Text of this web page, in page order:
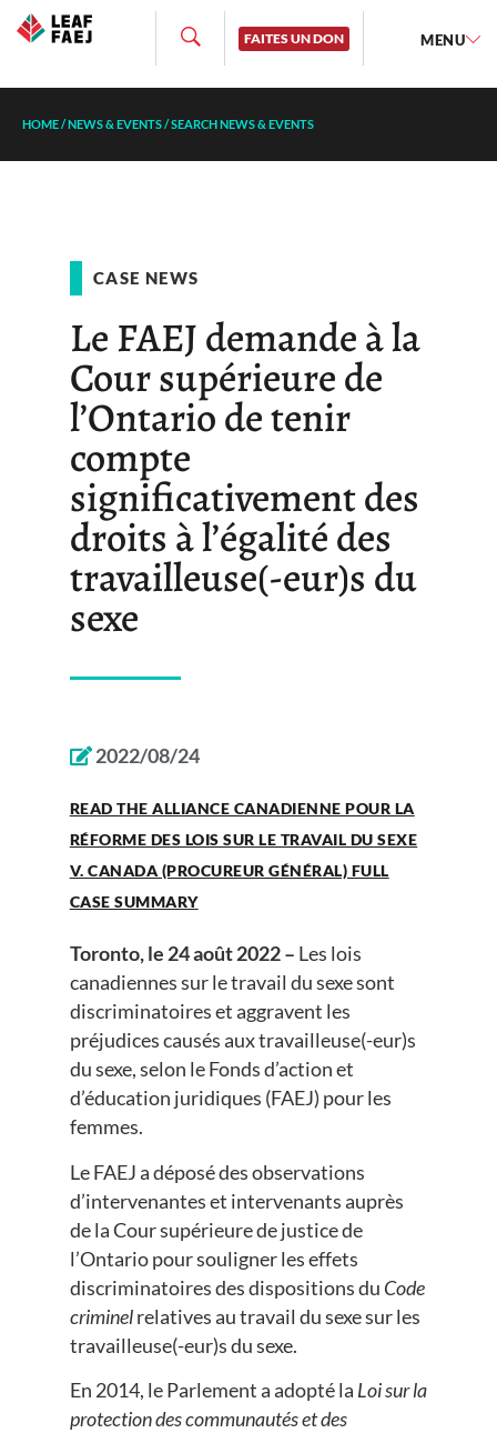
FAITES UN DON MENU
HOME/NEWS & EVENTS/SEARCH NEWS & EVENTS
CASE NEWS
Le FAEJ demande à la
Cour supérieure de
l’Ontario de tenir
compte
significativement des
droits à l’égalité des
travailleuse(-eur)s du
sexe
2022/08/24
READ THE ALLIANCE CANADIENNE POUR LA
RÉFORME DES LOIS SUR LE TRAVAIL DU SEXE
V. CANADA (PROCUREUR GÉNÉRAL) FULL
CASE SUMMARY
Toronto, le 24 août 2022 – Les lois
canadiennes sur le travail du sexe sont
discriminatoires et aggravent les
préjudices causés aux travailleuse(-eur)s
du sexe, selon le Fonds d’action et
d’éducation juridiques (FAEJ) pour les
femmes.
Le FAEJ a déposé des observations
d’intervenantes et intervenants auprès
de la Cour supérieure de justice de
l’Ontario pour souligner les effets
discriminatoires des dispositions du Code
criminelrelatives au travail du sexe sur les
travailleuse(-eur)s du sexe.
En 2014, le Parlement a adopté la Loi sur la
protection des communautés et des